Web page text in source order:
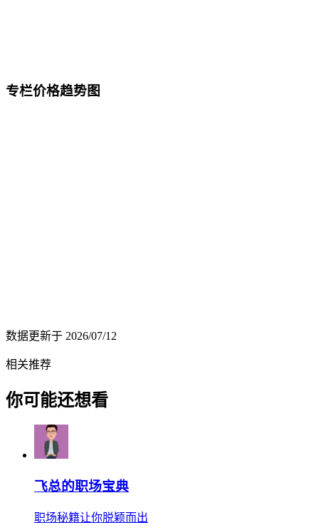
专栏价格趋势图
数据更新于 2026/07/12
相关推荐
你可能还想看
飞总的职场宝典
职场秘籍让你脱颖而出